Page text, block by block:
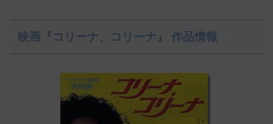
映画『コリーナ、コリーナ』 作品情報